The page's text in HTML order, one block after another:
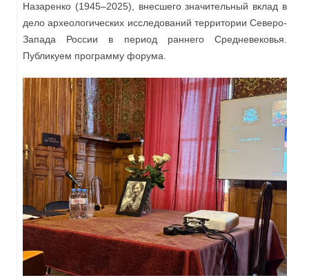
Назаренко (1945‒2025), внесшего значительный вклад в
дело археологических исследований территории Северо-
Запада России в период раннего Средневековья.
Публикуем программу форума.